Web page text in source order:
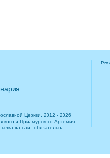
Церкви, 2012 - 2026
и Приамурского Артемия.
на сайт обязательна.